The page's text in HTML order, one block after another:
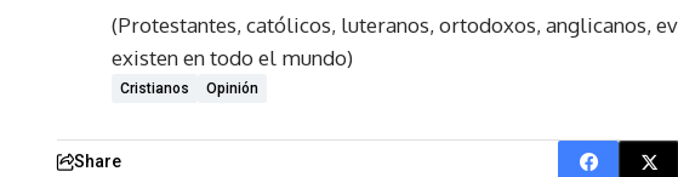
(Protestantes, católicos, luteranos, ortodoxos, anglicanos,
existen en todo el mundo)
Cristianos Opinión
Share